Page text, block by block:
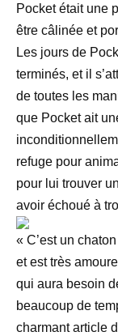
Pocket était une
être câlinée et
Les jours de
terminés, et il
de toutes les
que Pocket ait
refuge pour
pour lui trouver
avoir échoué à
« C’est un
et est très
qui aura besoin
beaucoup de
charmant article